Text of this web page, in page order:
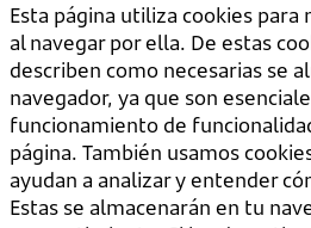
Esta página utiliza cookies
al navegar por ella. De estas
describen como necesarias se
navegador, ya que son
funcionamiento de
página. También usamos
ayudan a analizar y entender
Estas se almacenarán en tu